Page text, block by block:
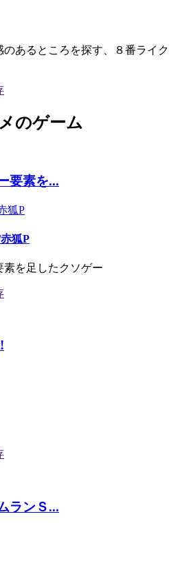
あるところを探す、８番ライク
のゲーム
要素を...
狐P
狐P
を足したクソゲー
ランＳ...